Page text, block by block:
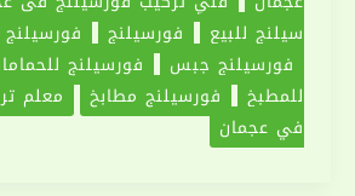
سيلنج للبيع
فورسيلنج
فورسيلنج
فورسيلنج جبس
فورسيلنج
للمطبخ
فورسيلنج مطابخ
معلم
في عجمان